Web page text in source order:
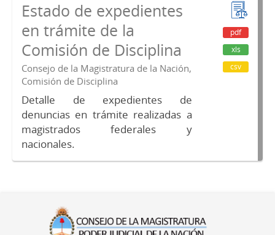
Estado de expedientes
en trámite de la
Comisión de Disciplina
Consejo de la Magistratura de la Nación,
Comisión de Disciplina
Detalle de expedientes de
denuncias en trámite realizadas a
magistrados federales y
nacionales.
pdf
xls
csv